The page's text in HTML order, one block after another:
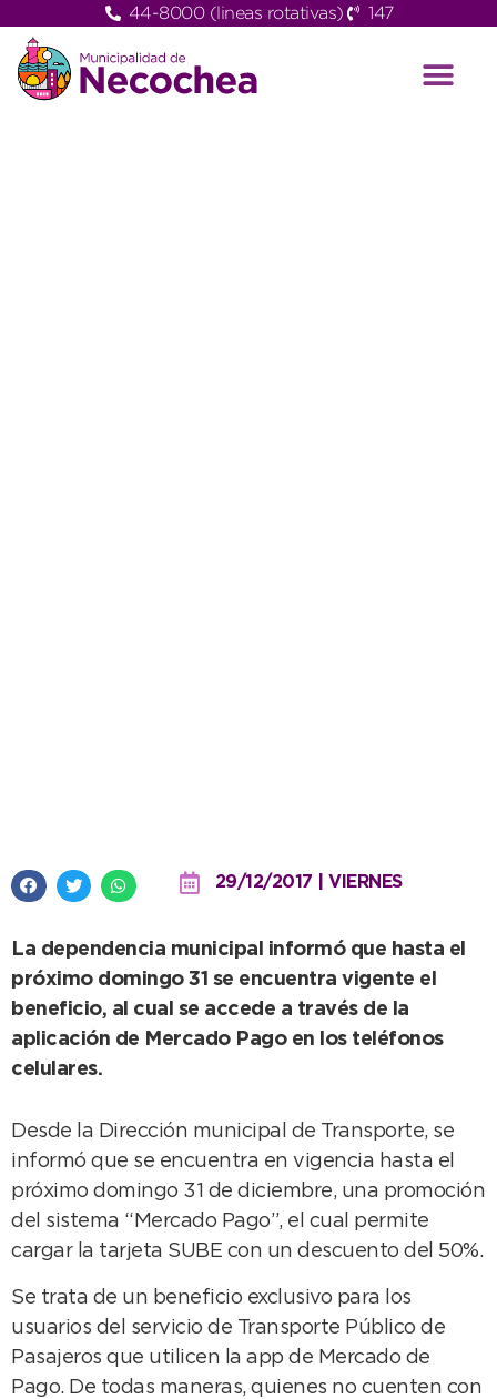
44-8000 (lineas rotativas) 147
29/12/2017 | VIERNES
La dependencia municipal informó que hasta el
próximo domingo 31 se encuentra vigente el
beneficio, al cual se accede a través de la
aplicación de Mercado Pago en los teléfonos
celulares.
Desde la Dirección municipal de Transporte, se
informó que se encuentra en vigencia hasta el
próximo domingo 31 de diciembre, una promoción
del sistema “Mercado Pago”, el cual permite
cargar la tarjeta SUBE con un descuento del 50%.
Se trata de un beneficio exclusivo para los
usuarios del servicio de Transporte Público de
Pasajeros que utilicen la app de Mercado de
Pago. De todas maneras, quienes no cuenten con